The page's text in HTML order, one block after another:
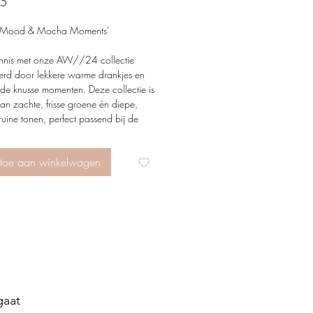
& Mocha Moments'
met onze AW//24 collectie
door lekkere warme drankjes en
knusse momenten. Deze collectie is
zachte, frisse groene én diepe,
tonen, perfect passend bij de
; de frisse, kalmerende energie
groen roept een gevoel van rust op
herfst- en winterstijl een persoonlijke
onze (handgemaakte) juweeltjes. Een
aan winkelwagen